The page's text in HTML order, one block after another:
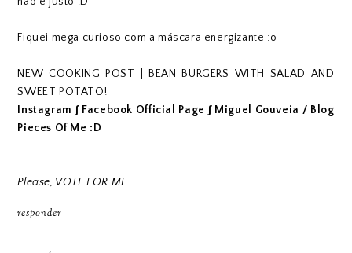
Fiquei mega curioso com a máscara energizante :o
NEW COOKING POST | BEAN BURGERS WITH SALAD AND
SWEET POTATO!
Instagram ∫ Facebook Official Page ∫ Miguel Gouveia / Blog
Pieces Of Me :D
Please, VOTE FOR ME
responder